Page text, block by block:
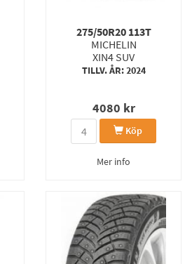
275/50R20 113T
MICHELIN
XIN4 SUV
TILLV. ÅR: 2024
4080 kr
Köp
Mer info